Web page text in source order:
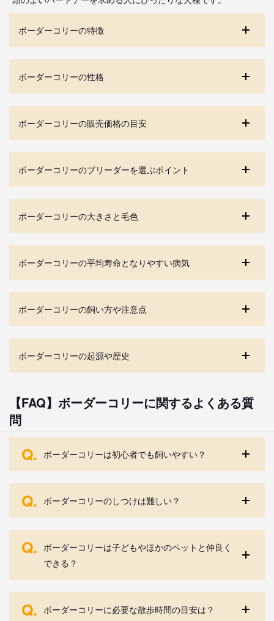
ボーダーコリーの特徴
ボーダーコリーの性格
ボーダーコリーの販売価格の目安
ボーダーコリーのブリーダーを選ぶポイント
ボーダーコリーの大きさと毛色
ボーダーコリーの平均寿命となりやすい病気
ボーダーコリーの飼い方や注意点
ボーダーコリーの起源や歴史
【FAQ】ボーダーコリーに関するよくある質
問
Q. ボーダーコリーは初心者でも飼いやすい？
Q. ボーダーコリーのしつけは難しい？
Q. ボーダーコリーは子どもやほかのペットと仲良く
できる？
Q. ボーダーコリーに必要な散歩時間の目安は？